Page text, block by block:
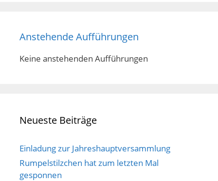
Anstehende Aufführungen
Keine anstehenden Aufführungen
Neueste Beiträge
Einladung zur Jahreshauptversammlung
Rumpelstilzchen hat zum letzten Mal
gesponnen